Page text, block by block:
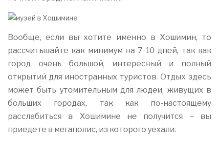
Вообще, если вы хотите именно в Хошимин, то
рассчитывайте как минимум на 7-10 дней, так как
город очень большой, интересный и полный
открытий для иностранных туристов. Отдых здесь
может быть утомительным для людей, живущих в
больших городах, так как по-настоящему
расслабиться в Хошимине не получится – вы
приедете в мегаполис, из которого уехали.